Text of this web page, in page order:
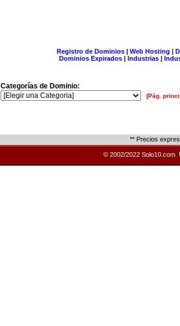
Registro de Dominios| Web Hosting |
Dominios Expirados | Industrias |
Categorías de Dominio:
[Pág.
** Precios
© 2002/2022 Solo10.com